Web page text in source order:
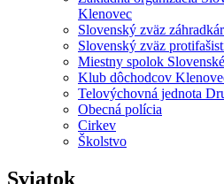
Klenovec
Slovenský zväz
Slovenský zväz
Miestny spolok
Klub dôchodcov
Telovýchovná jednota
Obecná polícia
Cirkev
Školstvo
Sviatok